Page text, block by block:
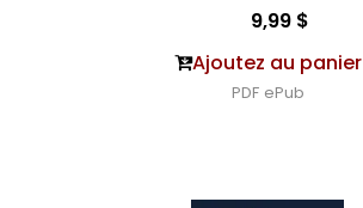
9,99 $
Ajoutez au panier
PDF ePub